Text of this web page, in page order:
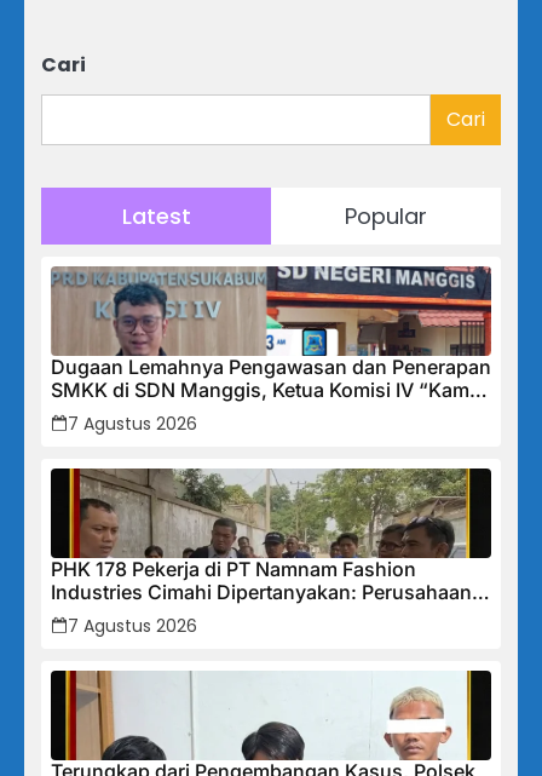
Cari
Cari
Latest Popular
Dugaan Lemahnya Pengawasan dan Penerapan
SMKK di SDN Manggis, Ketua Komisi IV “Kami
Tidak Akan Segan Menindak”
7 Agustus 2026
PHK 178 Pekerja di PT Namnam Fashion
Industries Cimahi Dipertanyakan: Perusahaan
Klaim Rugi, Laporan Keuangan Justru
Tunjukkan Penurunan Laba.
7 Agustus 2026